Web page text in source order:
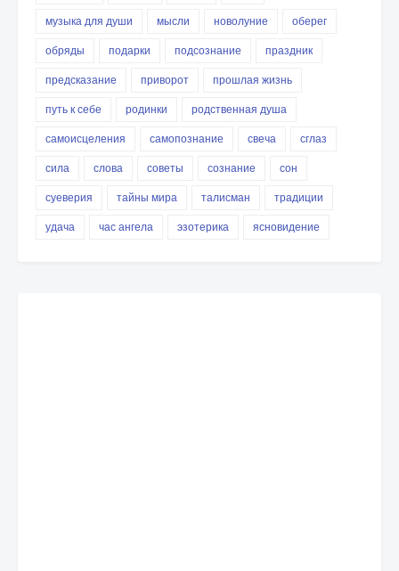
музыка для души
мысли новолуние
оберег
обряды
подарки подсознание
праздник
предсказание
приворот
прошлая жизнь
путь к себе
родинки
родственная душа
самоисцеления
самопознание свеча
сглаз
сила
слова советы сознание
сон
суеверия
тайны мира талисман
традиции
удача
час ангела эзотерика ясновидение